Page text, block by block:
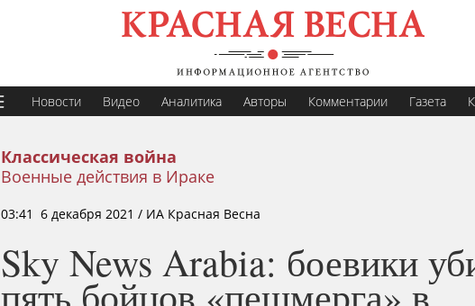
Новости Видео Аналитика Авторы Комментарии Газета
Классическая война
Военные действия в Ираке
03:41 6 декабря 2021 / ИА Красная Весна
Sky News Arabia: боевики